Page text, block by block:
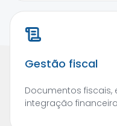
Gestão fiscal
Documentos fiscais,
integração